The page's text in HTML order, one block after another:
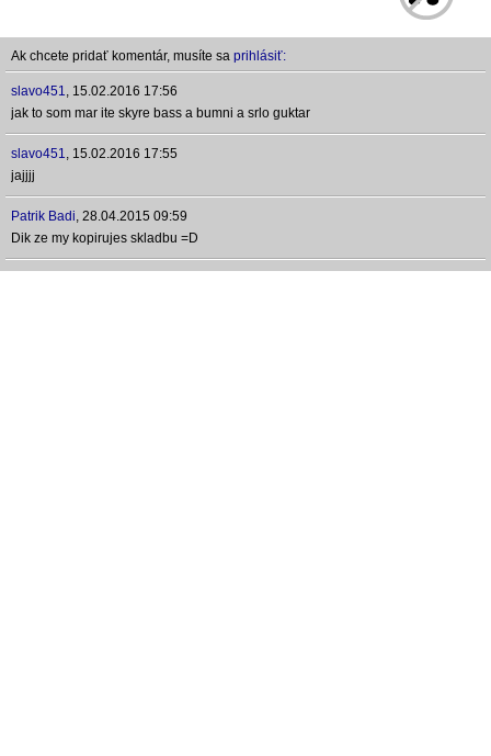
Ak chcete pridať komentár, musíte sa prihlásiť:
slavo451, 15.02.2016 17:56
jak to som mar ite skyre bass a bumni a srlo guktar
slavo451, 15.02.2016 17:55
jajjjj
Patrik Badi, 28.04.2015 09:59
Dik ze my kopirujes skladbu =D